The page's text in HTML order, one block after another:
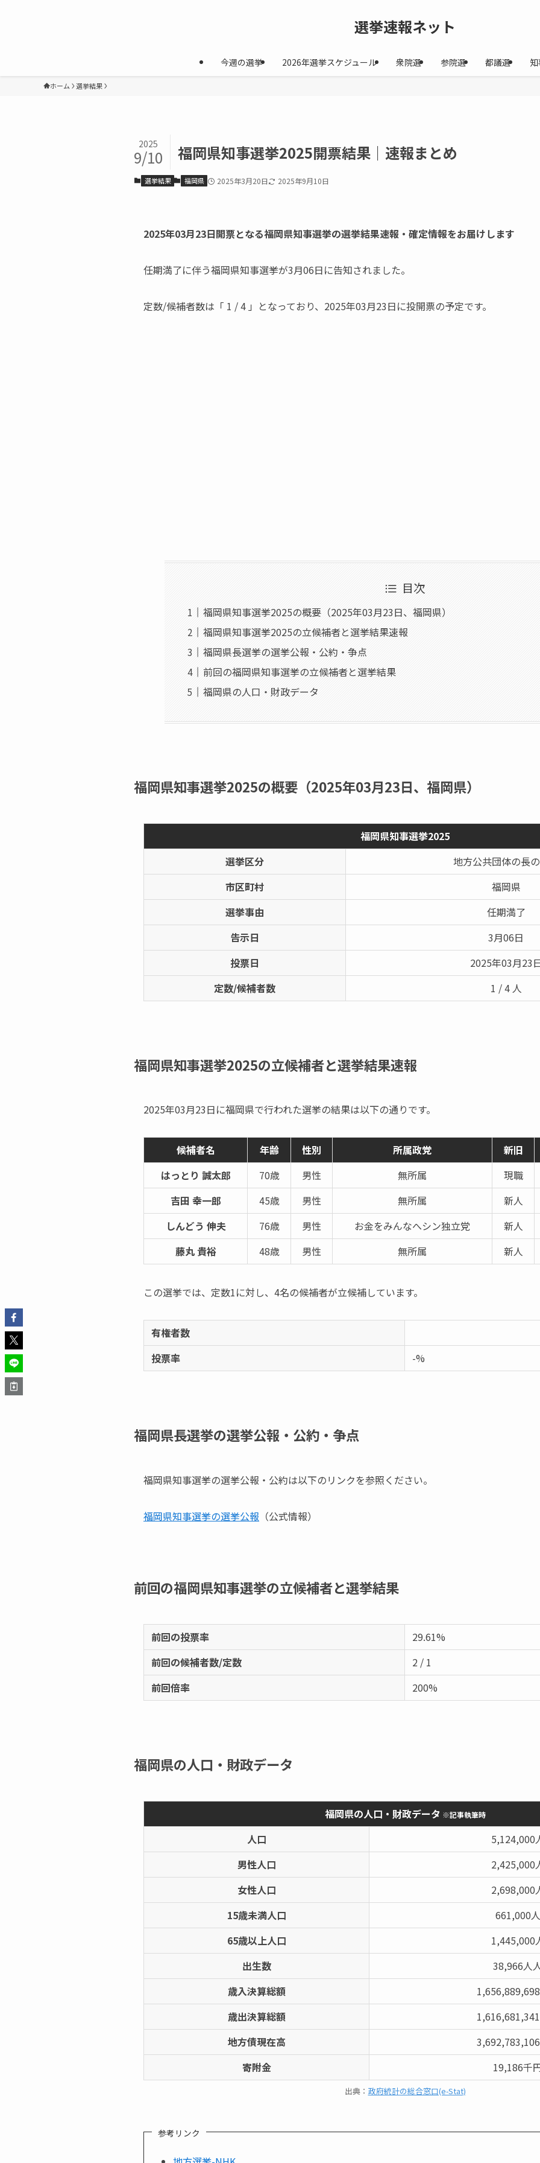
選挙速報ネット
今週の選挙 2026年選挙スケジュール 衆院選 参院選 都議選
ホーム 選挙結果
福岡県知事選挙2025開票結果｜速報まとめ
2025
9/10
選挙結果 福岡県 2025年3月20日 2025年9月10日
2025年03月23日開票となる福岡県知事選挙の選挙結果速報・確定情報をお届けします
任期満了に伴う福岡県知事選挙が3月06日に告知されました。
定数/候補者数は「 1 / 4 」となっており、2025年03月23日に投開票の予定です。
目次
福岡県知事選挙2025の概要（2025年03月23日、福岡県）
福岡県知事選挙2025の立候補者と選挙結果速報
福岡県長選挙の選挙公報・公約・争点
前回の福岡県知事選挙の立候補者と選挙結果
福岡県の人口・財政データ
福岡県知事選挙2025の概要（2025年03月23日、福岡県）
福岡県知事選挙2025
選挙区分
地方公共団体の長
市区町村
福岡県
選挙事由
任期満了
告示日
3月06日
投票日
2025年03月23
定数/候補者数
1 / 4 人
福岡県知事選挙2025の立候補者と選挙結果速報
2025年03月23日に福岡県で行われた選挙の結果は以下の通りです。
候補者名 年齢 性別 所属政党
新旧
はっとり 誠太郎
70歳 男性 無所属
現職
吉田 幸一郎
45歳 男性 無所属
新人
しんどう 伸夫
76歳 男性 お金をみんなへシン独立党
新人
藤丸 貴裕
48歳 男性 無所属 新人
この選挙では、定数1に対し、4名の候補者が立候補しています。
有権者数
投票率
-%
福岡県長選挙の選挙公報・公約・争点
福岡県知事選挙の選挙公報・公約は以下のリンクを参照ください。
福岡県知事選挙の選挙公報 （公式情報）
前回の福岡県知事選挙の立候補者と選挙結果
前回の投票率
29.61%
前回の候補者数/定数
2 / 1
前回倍率
200%
福岡県の人口・財政データ
福岡県の人口・財政データ ※記事執筆時
人口
5,124,000
男性人口
2,425,000
女性人口
2,698,000
15歳未満人口
661,000人
65歳以上人口
1,445,000
出生数
38,966人
歳入決算総額
歳出決算総額
地方債現在高
寄附金
19,186千
出典： 政府統計の総合窓口(e-Stat)
参考リンク